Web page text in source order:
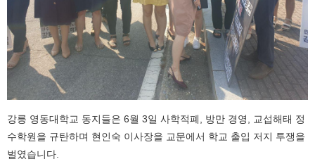
강릉 영동대학교 동지들은 6월 3일 사학적폐, 방만 경영, 교섭해태 정
수학원을 규탄하며 현인숙 이사장을 교문에서 학교 출입 저지 투쟁을
벌였습니다.